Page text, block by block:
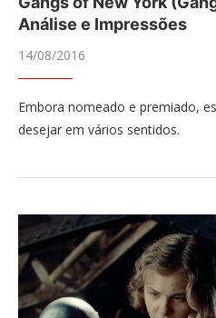
Análise e Impressões
14/08/2016
Embora nomeado e premiado,
desejar em vários sentidos.